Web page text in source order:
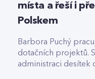
místa a řeší i
Polskem
Barbora Puchý
dotačních projektů.
administraci desítek